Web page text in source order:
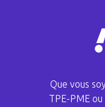
Que vous
TPE-PME